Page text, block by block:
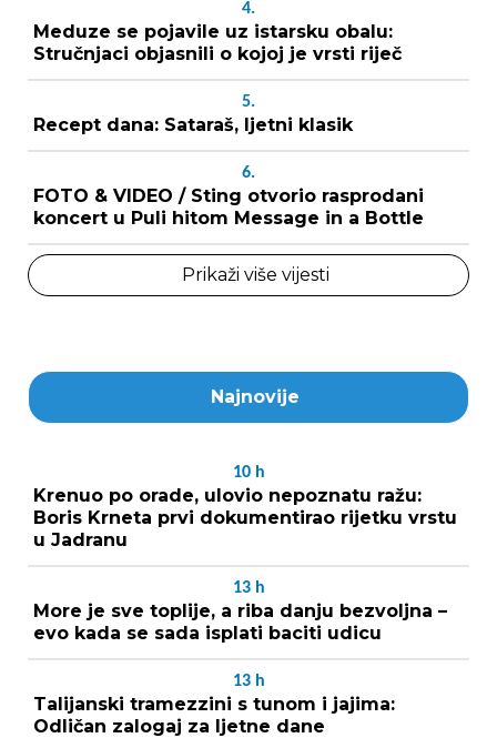
4.
Meduze se pojavile uz istarsku obalu:
Stručnjaci objasnili o kojoj je vrsti riječ
5.
Recept dana: Sataraš, ljetni klasik
6.
FOTO & VIDEO / Sting otvorio rasprodani
koncert u Puli hitom Message in a Bottle
Prikaži više vijesti
Najnovije
10 h
Krenuo po orade, ulovio nepoznatu ražu:
Boris Krneta prvi dokumentirao rijetku vrstu
u Jadranu
13 h
More je sve toplije, a riba danju bezvoljna –
evo kada se sada isplati baciti udicu
13 h
Talijanski tramezzini s tunom i jajima:
Odličan zalogaj za ljetne dane